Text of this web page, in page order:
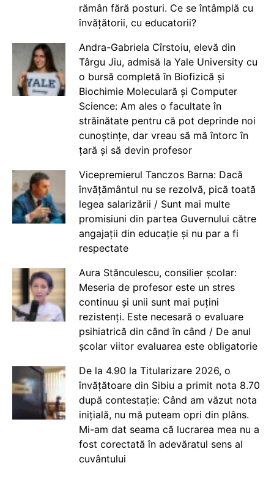
rămân fără posturi. Ce se întâmplă cu
învățătorii, cu educatorii?
Andra-Gabriela Cîrstoiu, elevă din
Târgu Jiu, admisă la Yale University cu
o bursă completă în Biofizică și
Biochimie Moleculară și Computer
Science: Am ales o facultate în
străinătate pentru că pot deprinde noi
cunoștințe, dar vreau să mă întorc în
țară și să devin profesor
Vicepremierul Tanczos Barna: Dacă
învățământul nu se rezolvă, pică toată
legea salarizării / Sunt mai multe
promisiuni din partea Guvernului către
angajații din educație și nu par a fi
respectate
Aura Stănculescu, consilier școlar:
Meseria de profesor este un stres
continuu și unii sunt mai puțini
rezistenți. Este necesară o evaluare
psihiatrică din când în când / De anul
școlar viitor evaluarea este obligatorie
De la 4.90 la Titularizare 2026, o
învățătoare din Sibiu a primit nota 8.70
după contestație: Când am văzut nota
inițială, nu mă puteam opri din plâns.
Mi-am dat seama că lucrarea mea nu a
fost corectată în adevăratul sens al
cuvântului